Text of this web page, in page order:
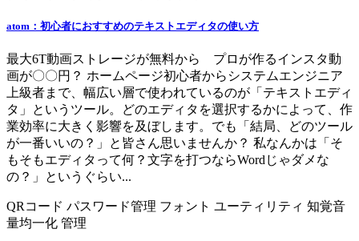
atom：初心者におすすめのテキストエディタの使い方
最大6T動画ストレージが無料から プロが作るインスタ動
画が〇〇円？ ホームページ初心者からシステムエンジニア
上級者まで、幅広い層で使われているのが「テキストエディ
タ」というツール。どのエディタを選択するかによって、作
業効率に大きく影響を及ぼします。でも「結局、どのツール
が一番いいの？」と皆さん思いませんか？ 私なんかは「そ
もそもエディタって何？文字を打つならWordじゃダメな
の？」というぐらい...
QRコード パスワード管理 フォント ユーティリティ 知覚音
量均一化 管理